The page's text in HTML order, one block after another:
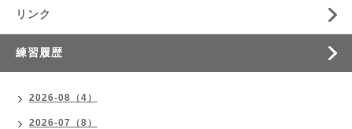
リンク
練習履歴
2026-08（4）
2026-07（8）